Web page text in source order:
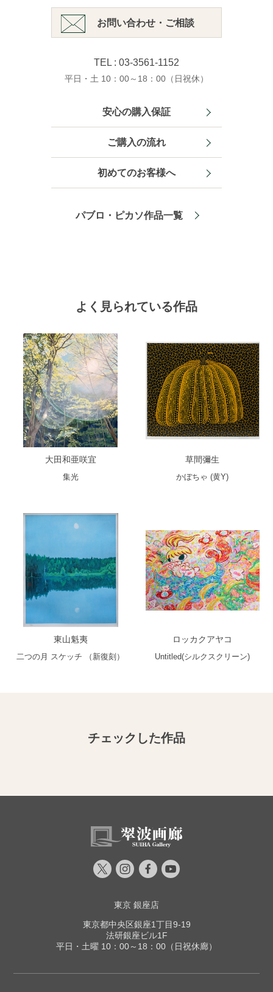
お問い合わせ・ご相談
TEL : 03-3561-1152
平日・土 10：00～18：00（日祝休）
安心の購入保証
ご購入の流れ
初めてのお客様へ
パブロ・ピカソ作品一覧
よく見られている作品
大田和亜咲宜
集光
草間彌生
かぼちゃ (黄Y)
東山魁夷
二つの月 スケッチ （新復刻）
ロッカクアヤコ
Untitled(シルクスクリーン)
チェックした作品
東京 銀座店
東京都中央区銀座1丁目9-19
法研銀座ビル1F
平日・土曜 10：00～18：00（日祝休廊）